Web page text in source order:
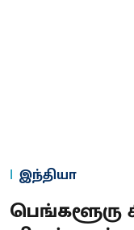
இந்தியா
பெங்களூரு